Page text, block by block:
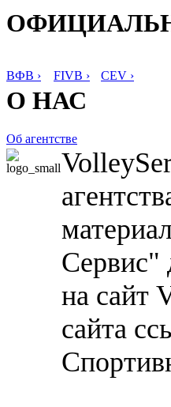
ВФВ › FIVB › CEV ›
О НАС
Об агентстве
Сервис"
на сайт
сайта